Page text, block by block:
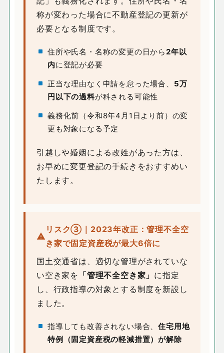
称が変わった場合に不動産登記の更新が
必要となる制度です。
住所や氏名・名称の変更の日から2年以
内に登記が必要
正当な理由なく申請を怠った場合、 5万
円以下の過料が科される可能性
義務化前（令和8年4月1日より前）の変
更も対象になる予定
引越しや婚姻による改姓があった方は、
お早めに変更登記の手続きをおすすめい
たします。
リスク③｜2023年改正：管理不全空
き家で固定資産税が最大6倍に
国土交通省は、適切な管理がされていな
い空き家を 「管理不全空き家」 に指定
し、行政指導の対象とする制度を新設し
ました。
指導しても改善されない場合、住宅用地
特例（固定資産税の軽減措置）が解除